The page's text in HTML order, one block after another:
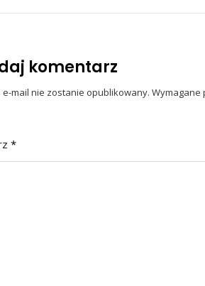
komentarz
e-mail nie zostanie opublikowany. Wymagane
*